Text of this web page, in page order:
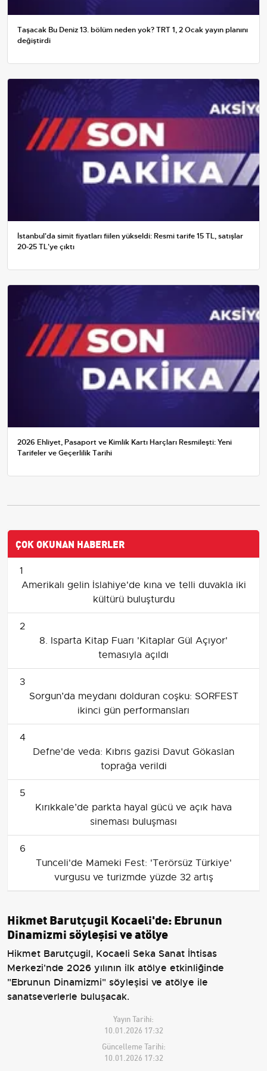
Taşacak Bu Deniz 13. bölüm neden yok? TRT 1, 2 Ocak yayın planını
değiştirdi
İstanbul'da simit fiyatları fiilen yükseldi: Resmi tarife 15 TL, satışlar
20-25 TL'ye çıktı
2026 Ehliyet, Pasaport ve Kimlik Kartı Harçları Resmileşti: Yeni
Tarifeler ve Geçerlilik Tarihi
ÇOK OKUNAN HABERLER
1
Amerikalı gelin İslahiye'de kına ve telli duvakla iki
kültürü buluşturdu
2
8. Isparta Kitap Fuarı 'Kitaplar Gül Açıyor'
temasıyla açıldı
3
Sorgun’da meydanı dolduran coşku: SORFEST
ikinci gün performansları
4
Defne'de veda: Kıbrıs gazisi Davut Gökaslan
toprağa verildi
5
Kırıkkale’de parkta hayal gücü ve açık hava
sineması buluşması
6
Tunceli'de Mameki Fest: 'Terörsüz Türkiye'
vurgusu ve turizmde yüzde 32 artış
Hikmet Barutçugil Kocaeli'de: Ebrunun
Dinamizmi söyleşisi ve atölye
Hikmet Barutçugil, Kocaeli Seka Sanat İhtisas
Merkezi'nde 2026 yılının ilk atölye etkinliğinde
"Ebrunun Dinamizmi" söyleşisi ve atölye ile
sanatseverlerle buluşacak.
Yayın Tarihi:
10.01.2026 17:32
Güncelleme Tarihi:
10.01.2026 17:32